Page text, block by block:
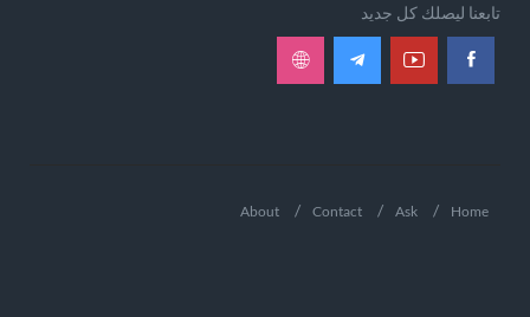
تابعنا ليصلك كل جديد
Home
Ask
Contact
About